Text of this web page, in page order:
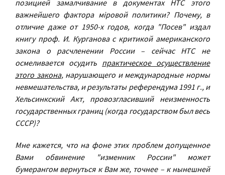
позицией замалчивание в документах НТС этого
важнейшего фактора мiровой политики? Почему, в
отличие даже от 1950-х годов, когда "Посев" издал
книгу проф. И. Курганова с критикой американского
закона о расчленении России – сейчас НТС не
осмеливается осудить практическое осуществление
этого закона, нарушающего и международные нормы
невмешательства, и результаты референдума 1991 г., и
Хельсинкский Акт, провозгласивший неизменность
государственных границ (когда государством был весь
СССР)?
Мне кажется, что на фоне этих проблем допущенное
Вами обвинение "изменник России" может
бумерангом вернуться к Вам же, точнее – к нынешней